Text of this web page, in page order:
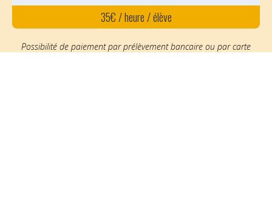
35€ / heure / élève
Possibilité de paiement par prélèvement bancaire ou par carte